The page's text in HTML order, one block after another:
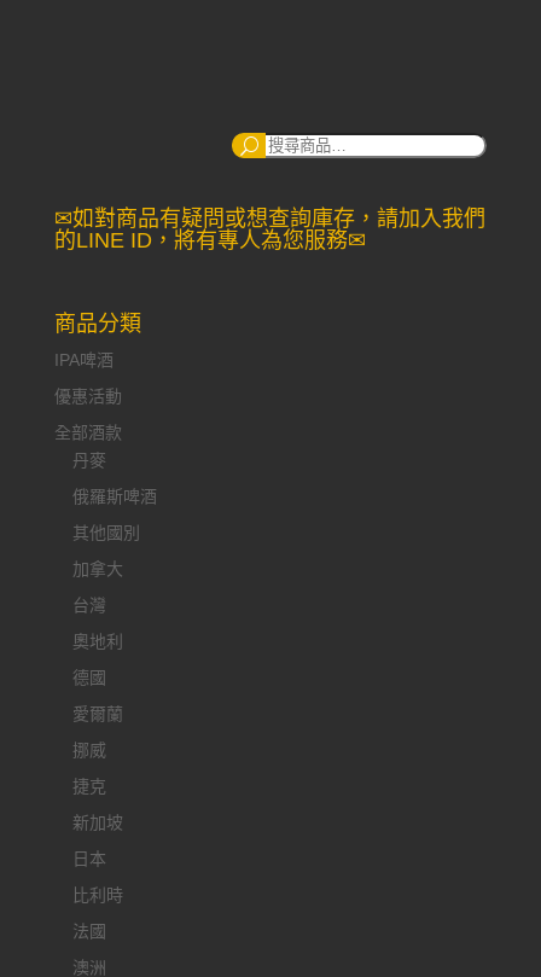
搜
✉如對商品有疑問或想查詢庫存，請加入我們
的LINE ID，將有專人為您服務✉
商品分類
IPA啤酒
優惠活動
全部酒款
丹麥
俄羅斯啤酒
其他國別
加拿大
台灣
奧地利
德國
愛爾蘭
挪威
捷克
新加坡
日本
比利時
法國
澳洲